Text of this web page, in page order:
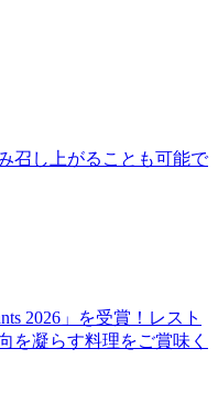
召し上がることも可能で
2026」を受賞！レスト
を凝らす料理をご賞味く